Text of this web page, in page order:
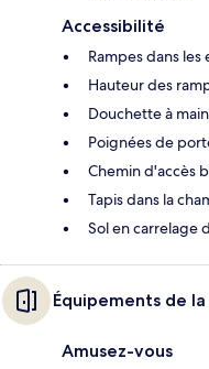
Accessibilité
Rampes dans les
Hauteur des
Douchette à main
Poignées de
Chemin d'accès
Tapis dans la
Sol en carrelage
Équipements de
Amusez-vous